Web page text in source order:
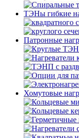
ТЭНы гибкие
Патронные
Хомутовые